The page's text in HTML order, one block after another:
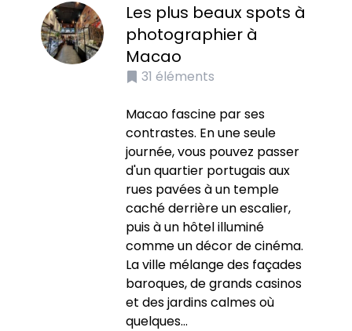
Les plus beaux spots à
photographier à
Macao
31 éléments
Macao fascine par ses
contrastes. En une seule
journée, vous pouvez passer
d'un quartier portugais aux
rues pavées à un temple
caché derrière un escalier,
puis à un hôtel illuminé
comme un décor de cinéma.
La ville mélange des façades
baroques, de grands casinos
et des jardins calmes où
quelques...